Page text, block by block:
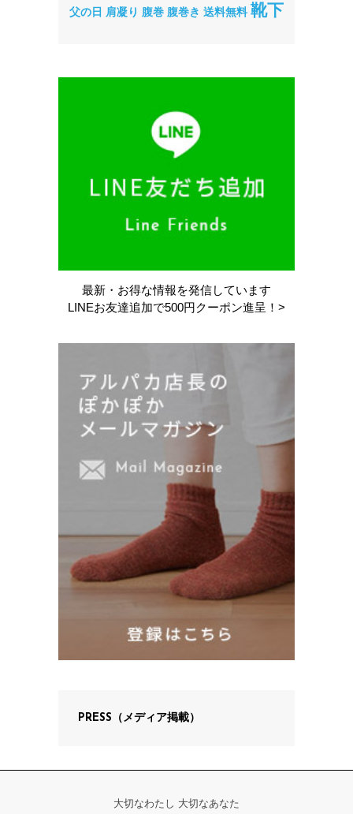
父の日 肩凝り 腹巻 腹巻き 送料無料 靴下
最新・お得な情報を発信しています
LINEお友達追加で500円クーポン進呈！>
PRESS（メディア掲載）
大切なわたし 大切なあなた